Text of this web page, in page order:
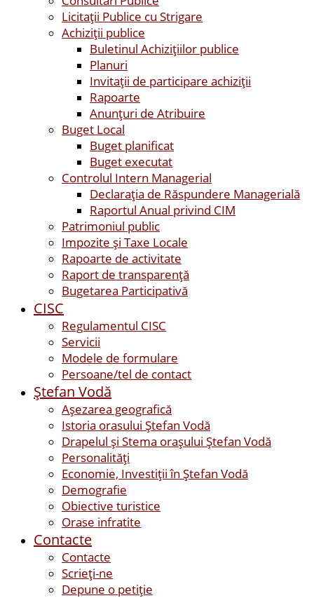
Licitații Publice cu Strigare
Achiziţii publice
Buletinul Achizițiilor publice
Planuri
Invitaţii de participare achiziții
Rapoarte
Anunțuri de Atribuire
Buget Local
Buget planificat
Buget executat
Controlul Intern Managerial
Declarația de Răspundere Managerială
Raportul Anual privind CIM
Patrimoniul public
Impozite și Taxe Locale
Rapoarte de activitate
Raport de transparenţă
Bugetarea Participativă
CISC
Regulamentul CISC
Servicii
Modele de formulare
Persoane/tel de contact
Ştefan Vodă
Așezarea geografică
Istoria orasului Ştefan Vodă
Drapelul şi Stema oraşului Ştefan Vodă
Personalităţi
Economie, Investiţii în Ştefan Vodă
Demografie
Obiective turistice
Orase infratite
Contacte
Contacte
Scrieți-ne
Depune o petiție